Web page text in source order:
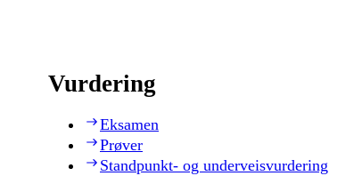
Vurdering
Eksamen
Prøver
Standpunkt- og underveisvurdering